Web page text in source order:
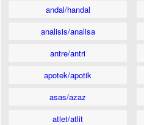
andal/handal
analisis/analisa
antre/antri
apotek/apotik
asas/azaz
atlet/atlit